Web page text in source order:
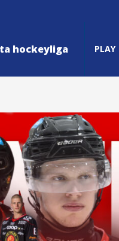
hockeyliga PLAY